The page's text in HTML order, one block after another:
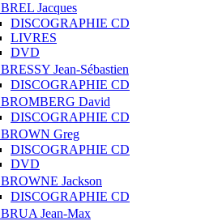
BREL Jacques
DISCOGRAPHIE CD
LIVRES
DVD
BRESSY Jean-Sébastien
DISCOGRAPHIE CD
BROMBERG David
DISCOGRAPHIE CD
BROWN Greg
DISCOGRAPHIE CD
DVD
BROWNE Jackson
DISCOGRAPHIE CD
BRUA Jean-Max